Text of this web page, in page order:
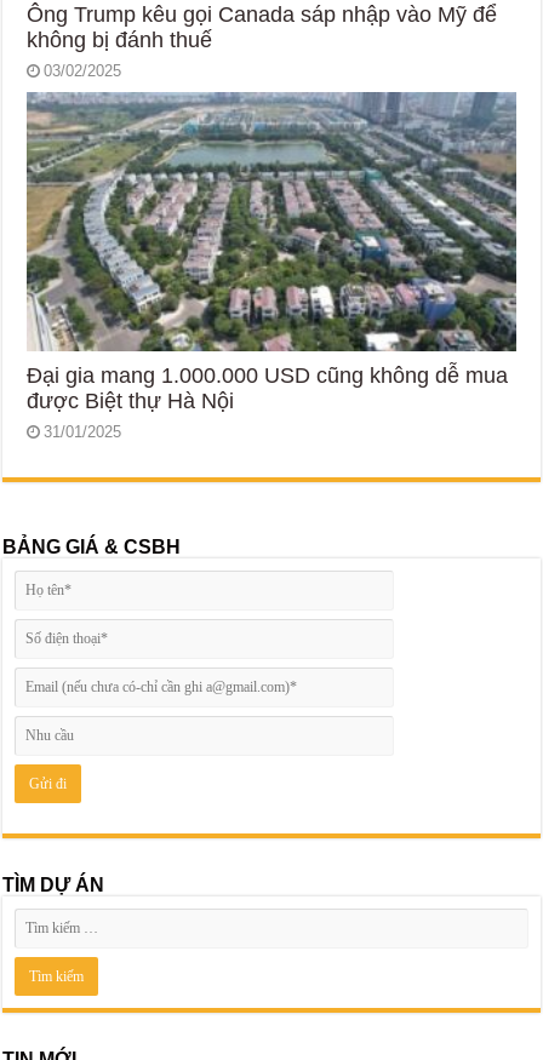
Ông Trump kêu gọi Canada sáp nhập vào Mỹ để
không bị đánh thuế
03/02/2025
Đại gia mang 1.000.000 USD cũng không dễ mua
được Biệt thự Hà Nội
31/01/2025
BẢNG GIÁ & CSBH
TÌM DỰ ÁN